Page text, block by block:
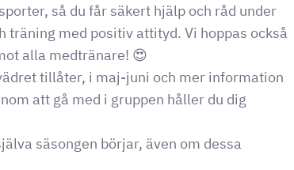
så du får säkert hjälp och råd under
med positiv attityd. Vi hoppas också
alla medtränare! 😍
tillåter, i maj-juni och mer information
att gå med i gruppen håller du dig
säsongen börjar, även om dessa